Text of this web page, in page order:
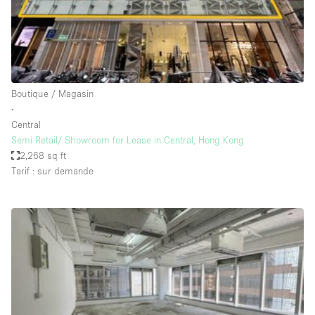
Air conditionné
Animals Friendly
Ascenseur
Bar
Comptoir
Cuisine
De plain-pied
Entrée Large
Espace Avec Vue
Espace Brut
Boutique / Magasin
∙
Central
Semi Retail/ Showroom for Lease in Central, Hong Kong
2,268 sq ft
Tarif : sur demande